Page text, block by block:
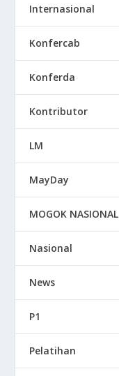
Internasional
Konfercab
Konferda
Kontributor
LM
MayDay
MOGOK NASIONAL
Nasional
News
P1
Pelatihan